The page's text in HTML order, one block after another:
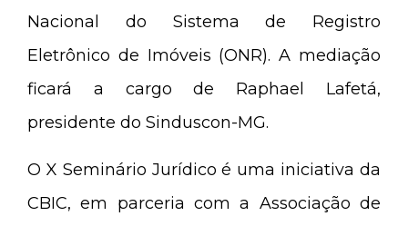
Nacional do Sistema de Registro
Eletrônico de Imóveis (ONR). A mediação
ficará a cargo de Raphael Lafetá,
presidente do Sinduscon-MG.
O X Seminário Jurídico é uma iniciativa da
CBIC, em parceria com a Associação de